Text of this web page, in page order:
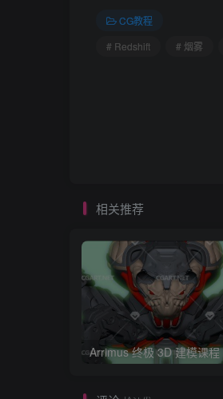
CG教程
# Redshift
# 烟雾
相关推荐
Arrimus 终极 3D 建模课程